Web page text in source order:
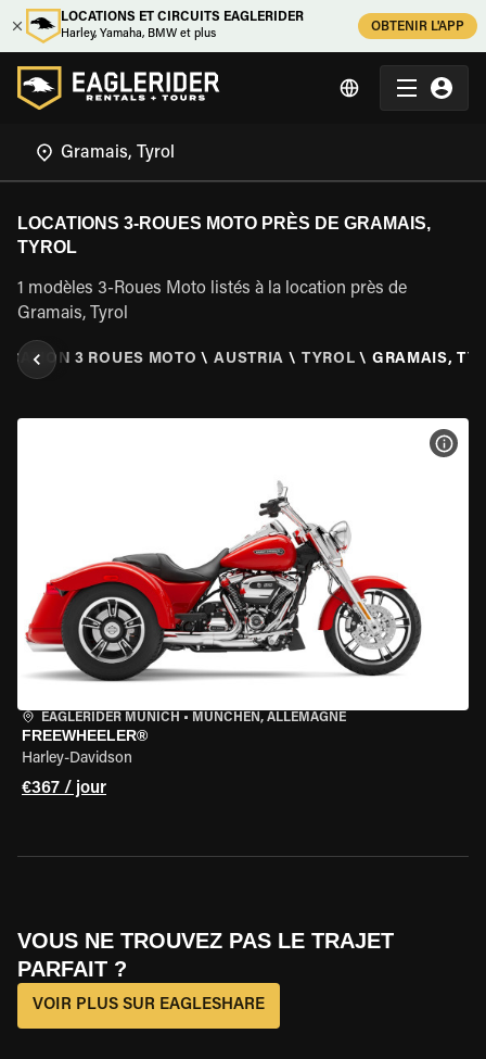
LOCATIONS ET CIRCUITS EAGLERIDER
Harley, Yamaha, BMW et plus
OBTENIR L'APP
LOCATIONS 3-ROUES MOTO PRÈS DE GRAMAIS,
TYROL
1 modèles 3-Roues Moto listés à la location près de
Gramais, Tyrol
3 ROUES MOTO \ AUSTRIA \ TYROL \ GRAMAIS,
EAGLERIDER MUNICH • MÜNCHEN, ALLEMAGNE
FREEWHEELER®
Harley-Davidson
€367 / jour
VOUS NE TROUVEZ PAS LE TRAJET
PARFAIT ?
VOIR PLUS SUR EAGLESHARE